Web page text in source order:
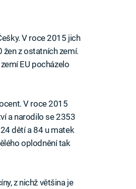
V roce 2015 jich
žen z ostatních zemí.
EU pocházelo
V roce 2015
a narodilo se 2353
dětí a 84 u matek
oplodnění tak
z nichž většina je